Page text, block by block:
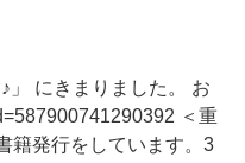
」 にきまりました。 お
＜重
籍発行をしています。3